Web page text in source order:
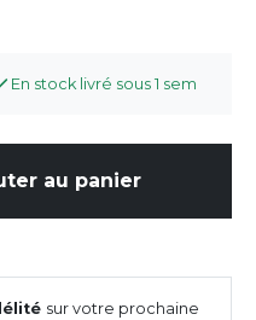
En stock livré sous 1 sem
au panier
sur votre prochaine